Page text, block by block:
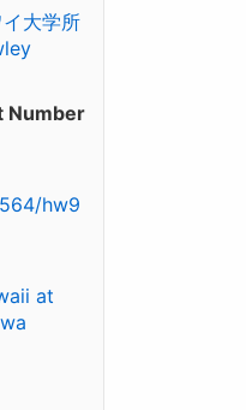
大学所
Number
hw9
at